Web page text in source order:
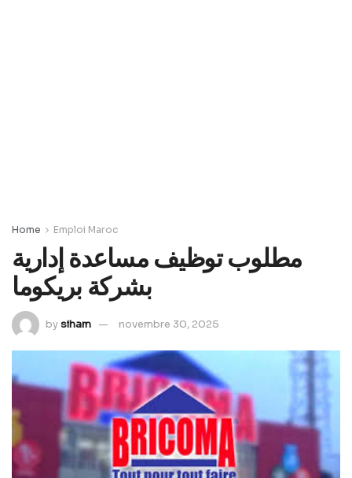
Home Emploi Maroc
مطلوب توظيف مساعدة إدارية
بشركة بريكوما
bysiham novembre 30, 2025